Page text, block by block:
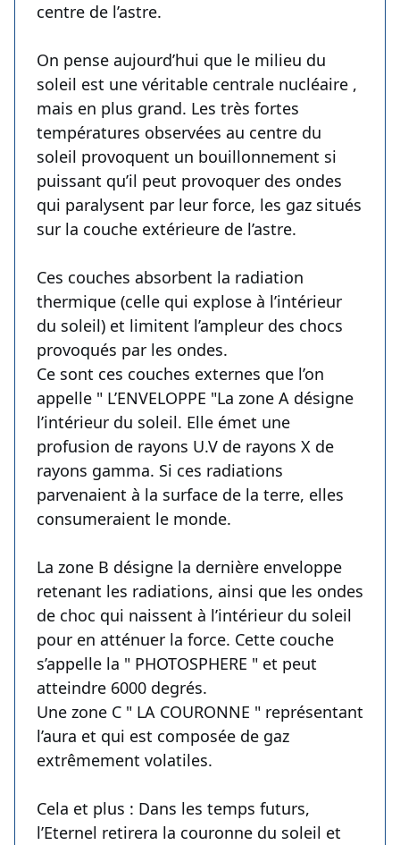
centre de l’astre.
On pense aujourd’hui que le milieu du
soleil est une véritable centrale nucléaire ,
mais en plus grand. Les très fortes
températures observées au centre du
soleil provoquent un bouillonnement si
puissant qu’il peut provoquer des ondes
qui paralysent par leur force, les gaz situés
sur la couche extérieure de l’astre.
Ces couches absorbent la radiation
thermique (celle qui explose à l’intérieur
du soleil) et limitent l’ampleur des chocs
provoqués par les ondes.
Ce sont ces couches externes que l’on
appelle " L’ENVELOPPE "La zone A désigne
l’intérieur du soleil. Elle émet une
profusion de rayons U.V de rayons X de
rayons gamma. Si ces radiations
parvenaient à la surface de la terre, elles
consumeraient le monde.
La zone B désigne la dernière enveloppe
retenant les radiations, ainsi que les ondes
de choc qui naissent à l’intérieur du soleil
pour en atténuer la force. Cette couche
s’appelle la " PHOTOSPHERE " et peut
atteindre 6000 degrés.
Une zone C " LA COURONNE " représentant
l’aura et qui est composée de gaz
extrêmement volatiles.
Cela et plus : Dans les temps futurs,
l’Eternel retirera la couronne du soleil et